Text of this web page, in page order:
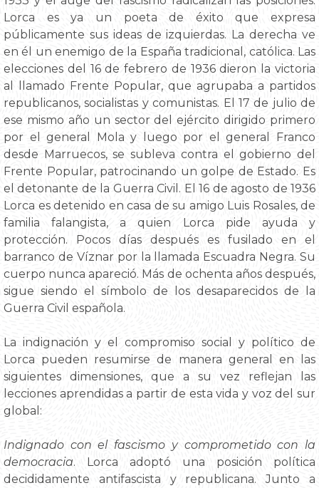
Lorca es ya un poeta de éxito que expresa
públicamente sus ideas de izquierdas. La derecha ve
en él un enemigo de la España tradicional, católica. Las
elecciones del 16 de febrero de 1936 dieron la victoria
al llamado Frente Popular, que agrupaba a partidos
republicanos, socialistas y comunistas. El 17 de julio de
ese mismo año un sector del ejército dirigido primero
por el general Mola y luego por el general Franco
desde Marruecos, se subleva contra el gobierno del
Frente Popular, patrocinando un golpe de Estado. Es
el detonante de la Guerra Civil. El 16 de agosto de 1936
Lorca es detenido en casa de su amigo Luis Rosales, de
familia falangista, a quien Lorca pide ayuda y
protección. Pocos días después es fusilado en el
barranco de Víznar por la llamada Escuadra Negra. Su
cuerpo nunca apareció. Más de ochenta años después,
sigue siendo el símbolo de los desaparecidos de la
Guerra Civil española.
La indignación y el compromiso social y político de
Lorca pueden resumirse de manera general en las
siguientes dimensiones, que a su vez reflejan las
lecciones aprendidas a partir de esta vida y voz del sur
global:
Indignado con el fascismo y comprometido con la
democracia. Lorca adoptó una posición política
decididamente antifascista y republicana. Junto a